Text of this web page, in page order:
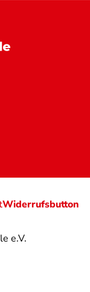
e.V.
Widerrufsbutton